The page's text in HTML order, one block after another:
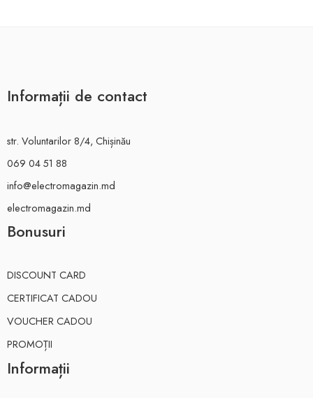
Informații de contact
str. Voluntarilor 8/4, Chișinău
069 04 51 88
info@electromagazin.md
electromagazin.md
Bonusuri
DISCOUNT CARD
CERTIFICAT CADOU
VOUCHER CADOU
PROMOȚII
Informații